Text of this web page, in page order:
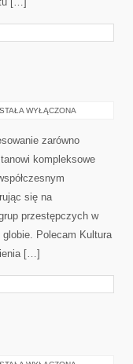
WYŁĄCZONA
zarówno
kompleksowe
się na
przestępczych w
Polecam Kultura
[…]